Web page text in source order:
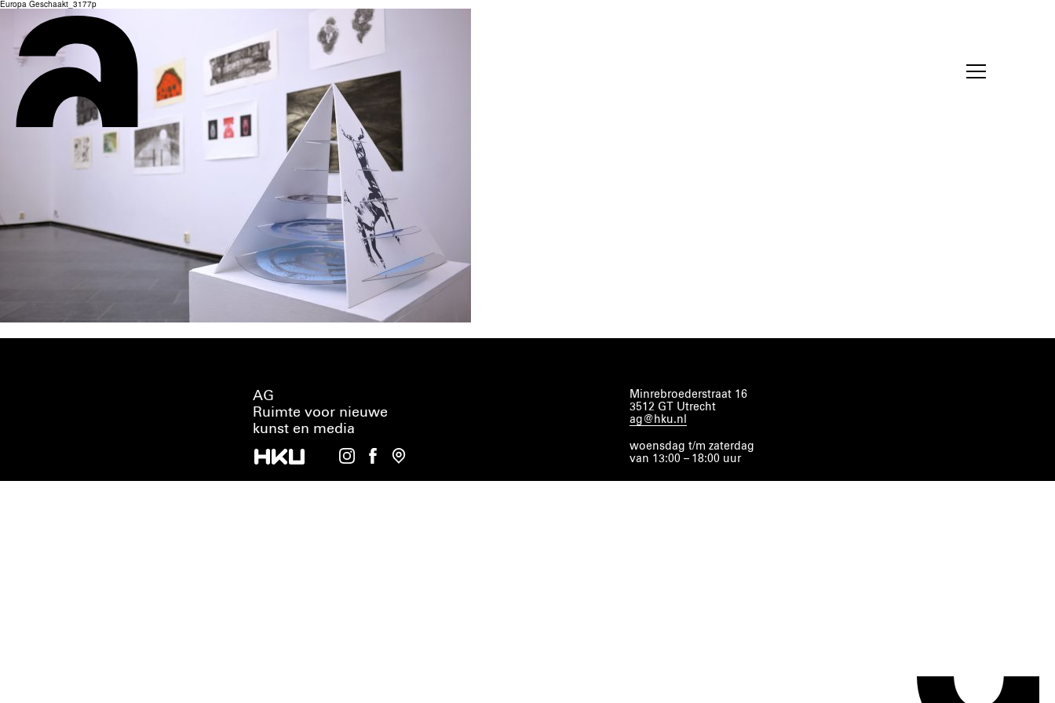
Europa Geschaakt_3177p
AG
Ruimte voor nieuwe
kunst en media
Minrebroederstraat 16
3512 GT Utrecht
ag@hku.nl
woensdag t/m zaterdag
van 13:00 – 18:00 uur